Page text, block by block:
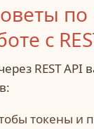
по
с
REST API
токены и